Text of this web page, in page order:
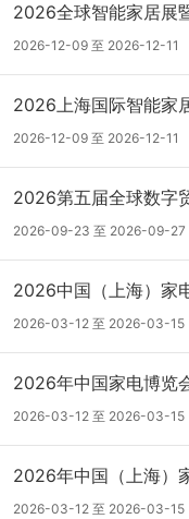
2026全球智能家居展
2026-12-09 至 2026-12-11
2026上海国际智能家
2026-12-09 至 2026-12-11
2026第五届全球数字
2026-09-23 至 2026-09-27
2026中国（上海）家
2026-03-12 至 2026-03-15
2026年中国家电博览
2026-03-12 至 2026-03-15
2026年中国（上海）
2026-03-12 至 2026-03-15